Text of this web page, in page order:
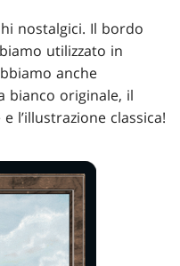
nostalgici. Il bordo
utilizzato in
anche
bianco originale, il
l’illustrazione classica!